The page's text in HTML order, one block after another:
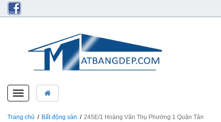
Toggle
navigation
Trang chủ Bất động sản
245E/1 Hoàng Văn Thụ Phường 1 Quận Tân